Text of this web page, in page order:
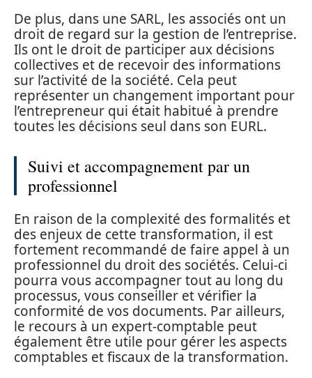
De plus, dans une SARL, les associés ont un
droit de regard sur la gestion de l’entreprise.
Ils ont le droit de participer aux décisions
collectives et de recevoir des informations
sur l’activité de la société. Cela peut
représenter un changement important pour
l’entrepreneur qui était habitué à prendre
toutes les décisions seul dans son EURL.
Suivi et accompagnement par un
professionnel
En raison de la complexité des formalités et
des enjeux de cette transformation, il est
fortement recommandé de faire appel à un
professionnel du droit des sociétés. Celui-ci
pourra vous accompagner tout au long du
processus, vous conseiller et vérifier la
conformité de vos documents. Par ailleurs,
le recours à un expert-comptable peut
également être utile pour gérer les aspects
comptables et fiscaux de la transformation.